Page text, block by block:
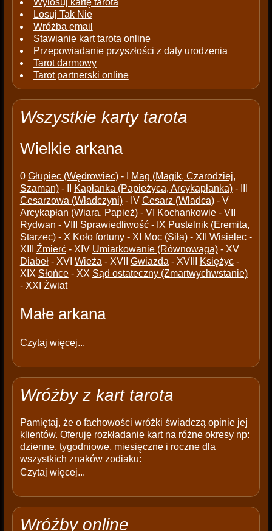
Wylosuj kartę tarota
Losuj Tak Nie
Wróżba email
Stawianie kart tarota online
Przepowiadanie przyszłości z daty urodzenia
Tarot darmowy
Tarot partnerski online
Wszystkie karty tarota
Wielkie arkana
0 Głupiec (Wędrowiec)- I
Mag (Magik, Czarodziej,
Szaman)- II Kapłanka (Papieżyca, Arcykapłanka)- III
Cesarzowa (Władczyni)- IV Cesarz (Władca)- V
Arcykapłan (Wiara, Papież)- VI Kochankowie- VII
Rydwan - VIII Sprawiedliwość- IX Pustelnik (Eremita,
Starzec)- X Koło fortuny- XI Moc (Siła)- XII Wisielec-
XIII Źmierć- XIV Umiarkowanie (Równowaga)- XV
Diabeł- XVI Wieża - XVII Gwiazda - XVIII Księżyc-
XIX Słońce- XX Sąd ostateczny (Zmartwychwstanie)
- XXI Źwiat
Małe arkana
Czytaj więcej...
Wróżby z kart tarota
Pamiętaj, że o fachowości wróżki świadczą opinie jej
klientów. Oferuję rozkładanie kart na różne okresy np:
dzienne, tygodniowe, miesięczne i roczne dla
wszystkich znaków zodiaku:
Czytaj więcej...
Wróżby online